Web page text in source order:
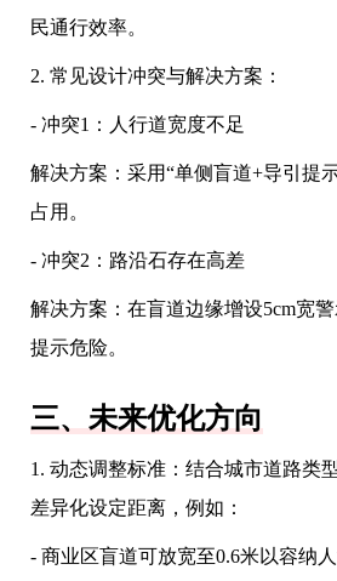
民通行效率。
2. 常见设计冲突与解决方案：
- 冲突1：人行道宽度不足
解决方案：采用“单侧盲道+导引提
占用。
- 冲突2：路沿石存在高差
解决方案：在盲道边缘增设5cm宽
提示危险。
三、未来优化方向
1. 动态调整标准：结合城市道路类
差异化设定距离，例如：
- 商业区盲道可放宽至0.6米以容纳人